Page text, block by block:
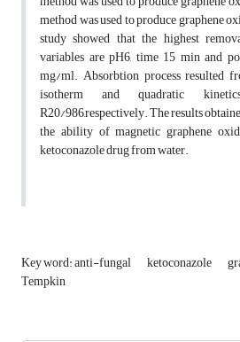
method was used to produce graphene
study showed that the highest
variables are pH6, time 15 min and
mg/ml. Absorbtion process resulted
isotherm and quadratic
R20/986,respectively. The results
the ability of magnetic graphene
ketoconazole drug from water.
Key word: anti-fungal ketoconazole
Tempkin